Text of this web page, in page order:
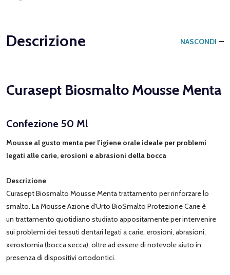
Descrizione NASCONDI
Curasept Biosmalto Mousse Menta
Confezione 50 Ml
Mousse al gusto menta per l'igiene orale ideale per problemi
legati alle carie, erosioni e abrasioni della bocca
Descrizione
Curasept Biosmalto Mousse Menta trattamento per rinforzare lo
smalto. La Mousse Azione d'Urto BioSmalto Protezione Carie è
un trattamento quotidiano studiato appositamente per intervenire
sui problemi dei tessuti dentari legati a carie, erosioni, abrasioni,
xerostomia (bocca secca), oltre ad essere di notevole aiuto in
presenza di dispositivi ortodontici.